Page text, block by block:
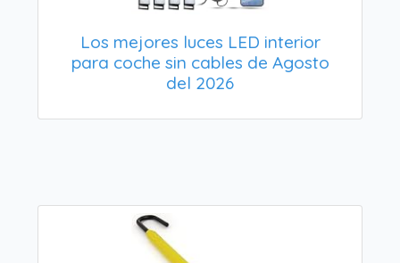
Los mejores luces LED interior
para coche sin cables de Agosto
del 2026